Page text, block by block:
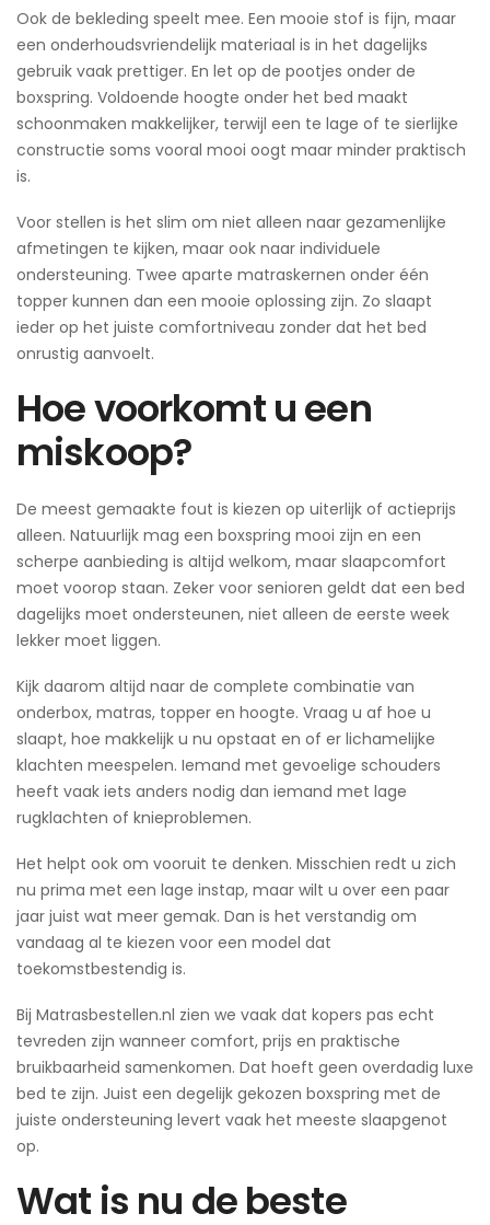
Ook de bekleding speelt mee. Een mooie stof is fijn, maar
een onderhoudsvriendelijk materiaal is in het dagelijks
gebruik vaak prettiger. En let op de pootjes onder de
boxspring. Voldoende hoogte onder het bed maakt
schoonmaken makkelijker, terwijl een te lage of te sierlijke
constructie soms vooral mooi oogt maar minder praktisch
is.
Voor stellen is het slim om niet alleen naar gezamenlijke
afmetingen te kijken, maar ook naar individuele
ondersteuning. Twee aparte matraskernen onder één
topper kunnen dan een mooie oplossing zijn. Zo slaapt
ieder op het juiste comfortniveau zonder dat het bed
onrustig aanvoelt.
Hoe voorkomt u een
miskoop?
De meest gemaakte fout is kiezen op uiterlijk of actieprijs
alleen. Natuurlijk mag een boxspring mooi zijn en een
scherpe aanbieding is altijd welkom, maar slaapcomfort
moet voorop staan. Zeker voor senioren geldt dat een bed
dagelijks moet ondersteunen, niet alleen de eerste week
lekker moet liggen.
Kijk daarom altijd naar de complete combinatie van
onderbox, matras, topper en hoogte. Vraag u af hoe u
slaapt, hoe makkelijk u nu opstaat en of er lichamelijke
klachten meespelen. Iemand met gevoelige schouders
heeft vaak iets anders nodig dan iemand met lage
rugklachten of knieproblemen.
Het helpt ook om vooruit te denken. Misschien redt u zich
nu prima met een lage instap, maar wilt u over een paar
jaar juist wat meer gemak. Dan is het verstandig om
vandaag al te kiezen voor een model dat
toekomstbestendig is.
Bij Matrasbestellen.nl zien we vaak dat kopers pas echt
tevreden zijn wanneer comfort, prijs en praktische
bruikbaarheid samenkomen. Dat hoeft geen overdadig luxe
bed te zijn. Juist een degelijk gekozen boxspring met de
juiste ondersteuning levert vaak het meeste slaapgenot
op.
Wat is nu de beste